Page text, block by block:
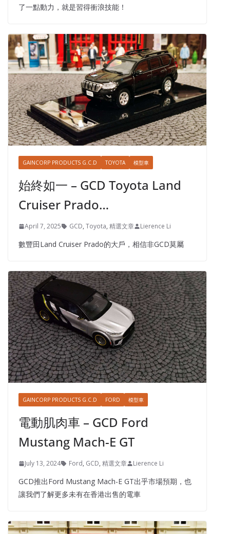
了一點動力，就是習得衝浪技能！
GAINCORP PRODUCTS G.C.D TOYOTA 模型車
始終如一 – GCD Toyota Land
Cruiser Prado…
April 7, 2025 GCD, Toyota, 精選文章 Lierence Li
數豐田Land Cruiser Prado的大戶，相信非GCD莫屬
GAINCORP PRODUCTS G.C.D FORD 模型車
電動肌肉車 – GCD Ford
Mustang Mach-E GT
July 13, 2024 Ford, GCD, 精選文章 Lierence Li
GCD推出Ford Mustang Mach-E GT出乎市場預期，也
讓我們了解更多未有在香港出售的電車